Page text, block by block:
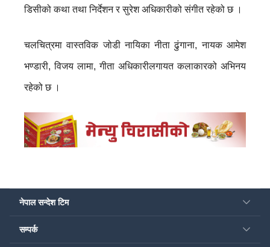
डिसीको कथा तथा निर्देशन र सुरेश अधिकारीको संगीत रहेको छ ।
चलचित्रमा वास्तविक जोडी नायिका नीता ढुंगाना, नायक आमेश
भण्डारी, विजय लामा, गीता अधिकारीलगायत कलाकारको अभिनय
रहेको छ ।
नेपाल सन्देश टिम
सम्पर्क